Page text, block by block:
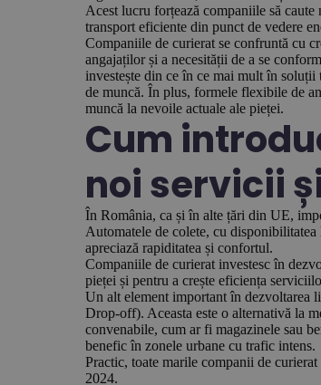
Acest lucru forțează companiile să
transport eficiente din punct de vedere
Companiile de curierat se confruntă cu
angajaților și a necesității de a se
investește din ce în ce mai mult în soluții
de muncă. În plus, formele flexibile de
muncă la nevoile actuale ale pieței.
Cum
noi servicii
În România, ca și în alte țări din UE,
Automatele de colete, cu
apreciază rapiditatea și confortul.
Companiile de curierat investesc în
pieței și pentru a crește eficiența
Un alt element important în dezvoltarea
Drop-off). Aceasta este o alternativă la
convenabile, cum ar fi magazinele sau
benefic în zonele urbane cu trafic intens.
Practic, toate marile companii de
2024.